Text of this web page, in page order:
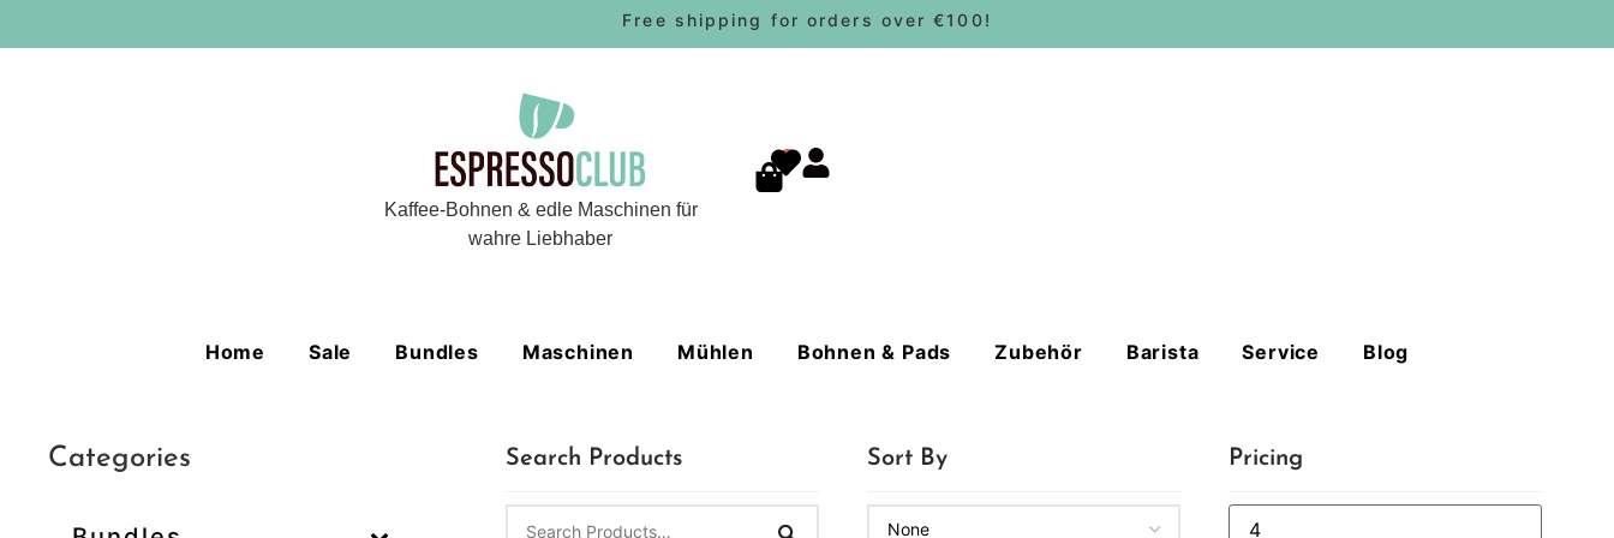
Free shipping for orders over €100!
Kaffee-Bohnen & edle Maschinen für
wahre Liebhaber
0
Home Sale Bundles Maschinen Mühlen Bohnen & Pads Zubehör Barista Service Blog
Categories Search Products Sort By Pricing